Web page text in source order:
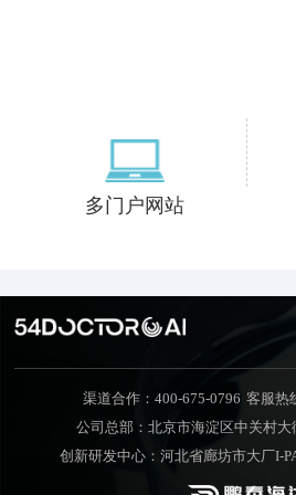
多门户网站
渠道合作：400-675-0796 客服热
公司总部：北京市海淀区中关村大
创新研发中心：河北省廊坊市大厂I-